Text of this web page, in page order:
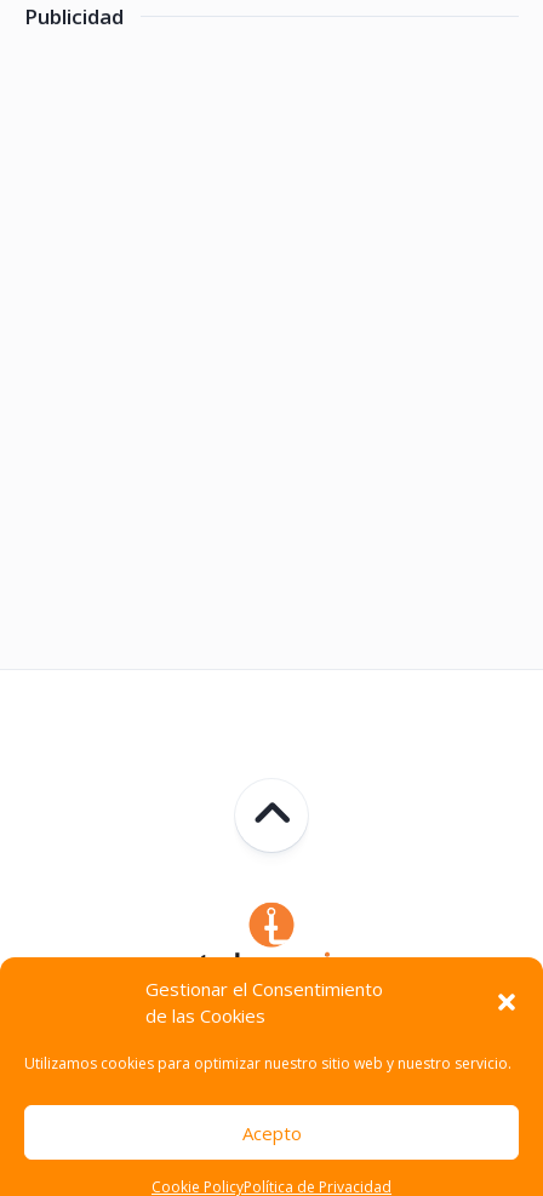
Gestionar el Consentimiento
de las Cookies
Utilizamos cookies para optimizar nuestro sitio web y nuestro servicio.
Acepto
Cookie PolicyPolítica de Privacidad
Publicidad
Technocracia © 2026. Todos Los Derechos Reservados.